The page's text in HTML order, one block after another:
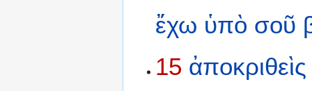
ἔχω ὑπὸ σοῦ
15 ἀποκριθεὶς